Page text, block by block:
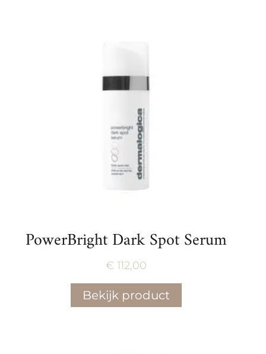
PowerBright Dark Spot Serum
€ 112,00
Bekijk product